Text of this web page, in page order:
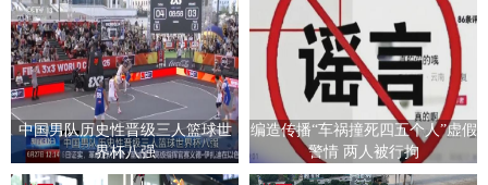
中国男队历史性晋级三人篮球世
界杯八强
编造传播“车祸撞死四五个人”虚假
警情 两人被行拘